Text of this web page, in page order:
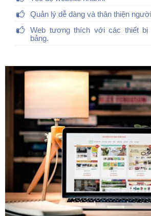
Quản lý dễ dàng và thân thiện
Web tương thích với các thiết
bảng.